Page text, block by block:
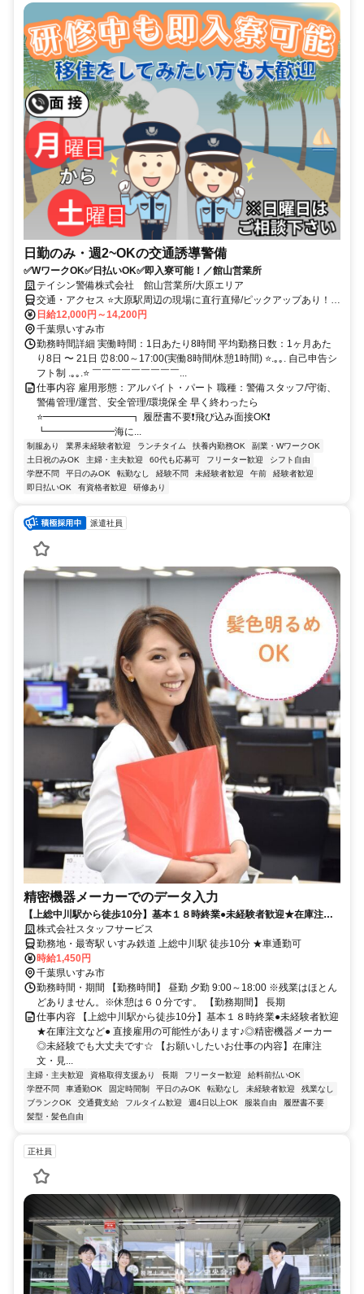
日勤のみ・週2~OKの交通誘導警備
✅WワークOK✅日払いOK✅即入寮可能！／館山営業所
テイシン警備株式会社 館山営業所/大原エリア
交通・アクセス ⭐大原駅周辺の現場に直行直帰/ピックアップあり！移
動の心配は不要です♪
日給12,000円～14,200円
千葉県いすみ市
勤務時間詳細 実働時間：1日あたり8時間 平均勤務日数：1ヶ月あた
り8日 〜 21日 ⏰8:00～17:00(実働8時間/休憩1時間) ⭐.｡｡. 自己申告シ
フト制 .｡｡.⭐ ￣￣￣￣￣￣￣￣￣...
仕事内容 雇用形態：アルバイト・パート 職種：警備スタッフ/守衛、
警備管理/運営、安全管理/環境保全 早く終わったら
⭐━━━━━━━━━┓ 履歴書不要❗飛び込み面接OK❗
┗━━━━━━━海に...
制服あり 業界未経験者歓迎 ランチタイム 扶養内勤務OK
副業・WワークOK
土日祝のみOK
主婦・主夫歓迎 60代も応募可 フリーター歓迎
シフト自由
学歴不問
平日のみOK 転勤なし 経験不問 未経験者歓迎 午前
経験者歓迎
即日払いOK
有資格者歓迎 研修あり
派遣社員
精密機器メーカーでのデータ入力
【上総中川駅から徒歩10分】基本１８時終業●未経験者歓迎★在庫注文
など●株式会社スタッフサービス
勤務地・最寄駅 いすみ鉄道 上総中川駅 徒歩10分 ★車通勤可
時給1,450円
千葉県いすみ市
勤務時間・期間 【勤務時間】 昼勤 夕勤 9:00～18:00 ※残業はほとん
どありません。※休憩は６０分です。 【勤務期間】 長期
仕事内容 【上総中川駅から徒歩10分】基本１８時終業●未経験者歓迎
★在庫注文など● 直接雇用の可能性があります♪◎精密機器メーカー
◎未経験でも大丈夫です☆ 【お願いしたいお仕事の内容】在庫注
文・見...
主婦・主夫歓迎 資格取得支援あり 長期 フリーター歓迎
給料前払いOK
学歴不問
車通勤OK 固定時間制 平日のみOK 転勤なし 未経験者歓迎
残業なし
ブランクOK
交通費支給 フルタイム歓迎 週4日以上OK 服装自由
履歴書不要
髪型・髪色自由
正社員